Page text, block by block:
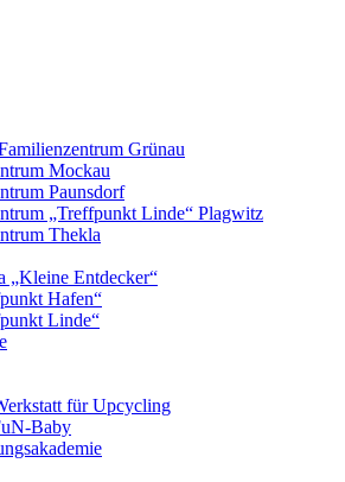
Grünau
Mockau
Paunsdorf
„Treffpunkt Linde“ Plagwitz
Thekla
„Kleine Entdecker“
Hafen“
Linde“
für Upcycling
Baby